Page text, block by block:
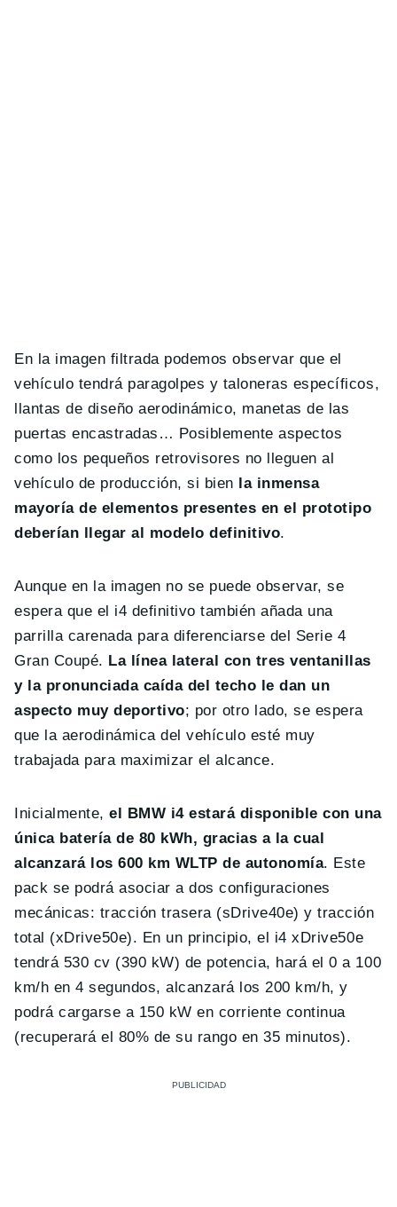
En la imagen filtrada podemos observar que el
vehículo tendrá paragolpes y taloneras específicos,
llantas de diseño aerodinámico, manetas de las
puertas encastradas… Posiblemente aspectos
como los pequeños retrovisores no lleguen al
vehículo de producción, si bien la inmensa
mayoría de elementos presentes en el prototipo
deberían llegar al modelo definitivo.
Aunque en la imagen no se puede observar, se
espera que el i4 definitivo también añada una
parrilla carenada para diferenciarse del Serie 4
Gran Coupé. La línea lateral con tres ventanillas
y la pronunciada caída del techo le dan un
aspecto muy deportivo; por otro lado, se espera
que la aerodinámica del vehículo esté muy
trabajada para maximizar el alcance.
Inicialmente,el BMW i4 estará disponible con una
única batería de 80 kWh, gracias a la cual
alcanzará los 600 km WLTP de autonomía. Este
pack se podrá asociar a dos configuraciones
mecánicas: tracción trasera (sDrive40e) y tracción
total (xDrive50e). En un principio, el i4 xDrive50e
tendrá 530 cv (390 kW) de potencia, hará el 0 a 100
km/h en 4 segundos, alcanzará los 200 km/h, y
podrá cargarse a 150 kW en corriente continua
(recuperará el 80% de su rango en 35 minutos).